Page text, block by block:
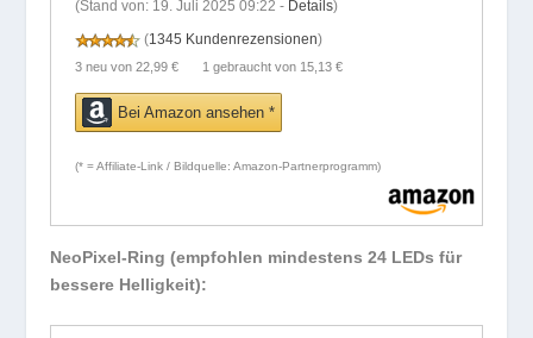
(Stand von: 19. Juli 2025 09:22 - Details)
(1345 Kundenrezensionen)
3 neu von22,99 € 1 gebraucht von 15,13 €
Bei Amazon ansehen *
(* = Affiliate-Link / Bildquelle: Amazon-Partnerprogramm)
NeoPixel-Ring (empfohlen mindestens 24 LEDs für
bessere Helligkeit):